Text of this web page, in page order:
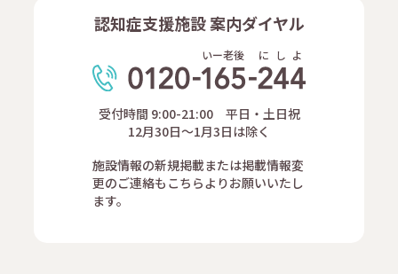
認知症支援施設 案内ダイヤル
いー老後 に し よ
受付時間 9:00-21:00 平日・土日祝
12月30日～1月3日は除く
施設情報の新規掲載または掲載情報変
更のご連絡もこちらよりお願いいたし
ます。